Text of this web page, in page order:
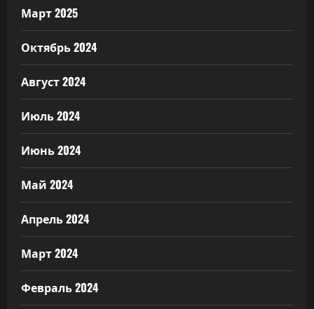
Март 2025
Октябрь 2024
Август 2024
Июль 2024
Июнь 2024
Май 2024
Апрель 2024
Март 2024
Февраль 2024